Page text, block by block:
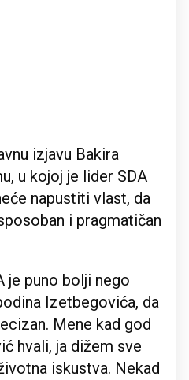
izjavu Bakira
u kojoj je lider SDA
napustiti vlast, da
i pragmatičan
je puno bolji nego
Izetbegovića, da
Mene kad god
hvali, ja dižem sve
iskustva. Nekad